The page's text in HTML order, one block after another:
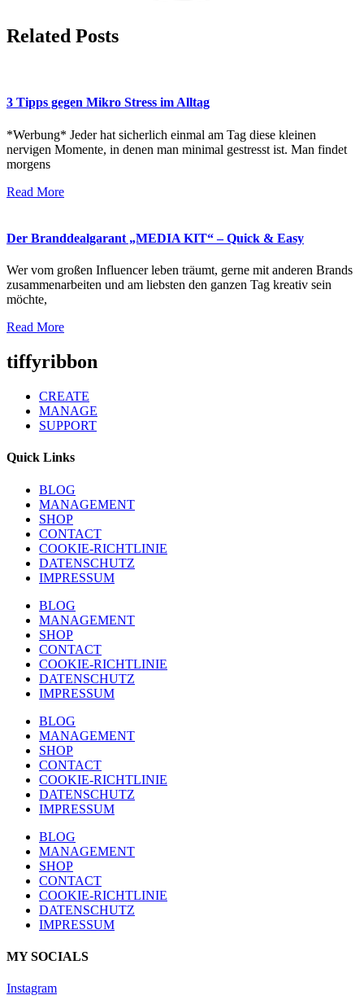
Related Posts
3 Tipps gegen Mikro Stress im Alltag
*Werbung* Jeder hat sicherlich einmal am Tag diese kleinen
nervigen Momente, in denen man minimal gestresst ist. Man findet
morgens
Read More
Der Branddealgarant „MEDIA KIT“ – Quick & Easy
Wer vom großen Influencer leben träumt, gerne mit anderen Brands
zusammenarbeiten und am liebsten den ganzen Tag kreativ sein
möchte,
Read More
tiffyribbon
CREATE
MANAGE
SUPPORT
Quick Links
BLOG
MANAGEMENT
SHOP
CONTACT
COOKIE-RICHTLINIE
DATENSCHUTZ
IMPRESSUM
BLOG
MANAGEMENT
SHOP
CONTACT
COOKIE-RICHTLINIE
DATENSCHUTZ
IMPRESSUM
BLOG
MANAGEMENT
SHOP
CONTACT
COOKIE-RICHTLINIE
DATENSCHUTZ
IMPRESSUM
BLOG
MANAGEMENT
SHOP
CONTACT
COOKIE-RICHTLINIE
DATENSCHUTZ
IMPRESSUM
MY SOCIALS
Instagram